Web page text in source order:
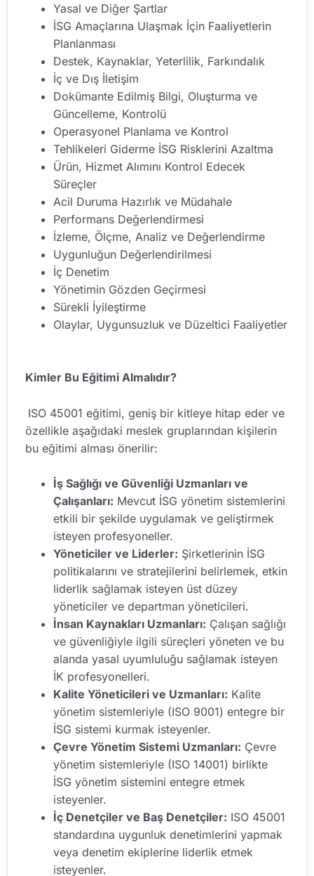
Yasal ve Diğer Şartlar
İSG Amaçlarına Ulaşmak İçin Faaliyetlerin
Planlanması
Destek, Kaynaklar, Yeterlilik, Farkındalık
İç ve Dış İletişim
Dokümante Edilmiş Bilgi, Oluşturma ve
Güncelleme, Kontrolü
Operasyonel Planlama ve Kontrol
Tehlikeleri Giderme İSG Risklerini Azaltma
Ürün, Hizmet Alımını Kontrol Edecek
Süreçler
Acil Duruma Hazırlık ve Müdahale
Performans Değerlendirmesi
İzleme, Ölçme, Analiz ve Değerlendirme
Uygunluğun Değerlendirilmesi
İç Denetim
Yönetimin Gözden Geçirmesi
Sürekli İyileştirme
Olaylar, Uygunsuzluk ve Düzeltici Faaliyetler
Kimler Bu Eğitimi Almalıdır?
ISO 45001 eğitimi, geniş bir kitleye hitap eder ve
özellikle aşağıdaki meslek gruplarından kişilerin
bu eğitimi alması önerilir:
İş Sağlığı ve Güvenliği Uzmanları ve
Çalışanları: Mevcut İSG yönetim sistemlerini
etkili bir şekilde uygulamak ve geliştirmek
isteyen profesyoneller.
Yöneticiler ve Liderler: Şirketlerinin İSG
politikalarını ve stratejilerini belirlemek, etkin
liderlik sağlamak isteyen üst düzey
yöneticiler ve departman yöneticileri.
İnsan Kaynakları Uzmanları: Çalışan sağlığı
ve güvenliğiyle ilgili süreçleri yöneten ve bu
alanda yasal uyumluluğu sağlamak isteyen
İK profesyonelleri.
Kalite Yöneticileri ve Uzmanları: Kalite
yönetim sistemleriyle (ISO 9001) entegre bir
İSG sistemi kurmak isteyenler.
Çevre Yönetim Sistemi Uzmanları: Çevre
yönetim sistemleriyle (ISO 14001) birlikte
İSG yönetim sistemini entegre etmek
isteyenler.
İç Denetçiler ve Baş Denetçiler: ISO 45001
standardına uygunluk denetimlerini yapmak
veya denetim ekiplerine liderlik etmek
isteyenler.